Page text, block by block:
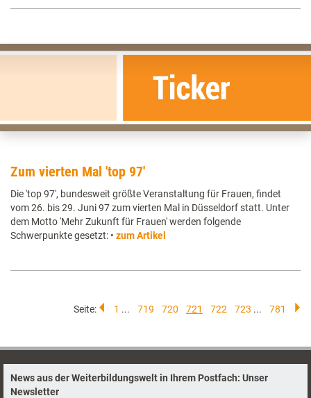
Zum vierten Mal 'top 97'
Die 'top 97', bundesweit größte Veranstaltung für Frauen, findet
vom 26. bis 29. Juni 97 zum vierten Mal in Düsseldorf statt. Unter
dem Motto 'Mehr Zukunft für Frauen' werden folgende
Schwerpunkte gesetzt: • zum Artikel
Seite: 1 ... 719 720 721 722 723 ... 781
News aus der Weiterbildungswelt in Ihrem Postfach: Unser
Newsletter